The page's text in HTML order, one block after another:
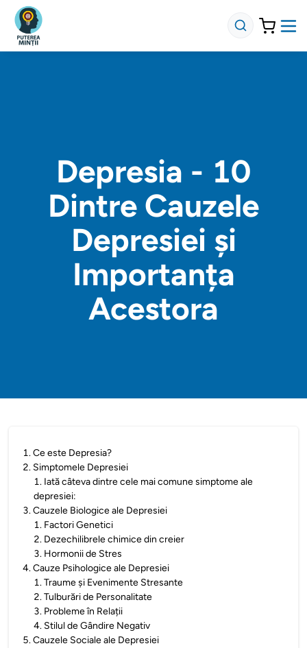
Depresia - 10
Dintre Cauzele
Depresiei și
Importanța
Acestora
1.Ce este Depresia?
2. Simptomele Depresiei
1. Iată câteva dintre cele mai comune simptome ale
depresiei:
3.Cauzele Biologice ale Depresiei
1. Factori Genetici
2. Dezechilibrele chimice din creier
3. Hormonii de Stres
4.Cauze Psihologice ale Depresiei
1.Traume și Evenimente Stresante
2.Tulburări de Personalitate
3. Probleme în Relații
4. Stilul de Gândire Negativ
5.Cauzele Sociale ale Depresiei